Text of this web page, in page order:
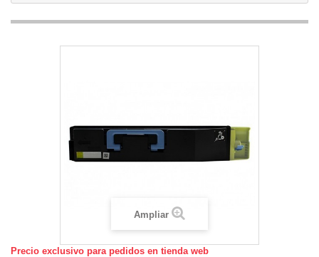
Ampliar
Precio exclusivo para pedidos en tienda web